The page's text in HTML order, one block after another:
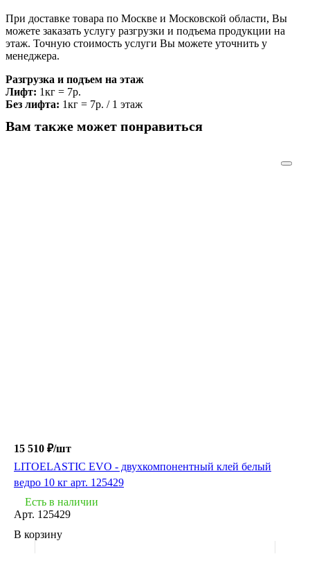
При доставке товара по Москве и Московской области, Вы
можете заказать услугу разгрузки и подъема продукции на
этаж. Точную стоимость услуги Вы можете уточнить у
менеджера.
Разгрузка и подъем на этаж
Лифт: 1кг = 7р.
Без лифта: 1кг = 7р. / 1 этаж
Вам также может понравиться
15 510 ₽/шт
LITOELASTIC EVO - двухкомпонентный клей белый
ведро 10 кг арт. 125429
Есть в наличии
Арт. 125429
В корзину